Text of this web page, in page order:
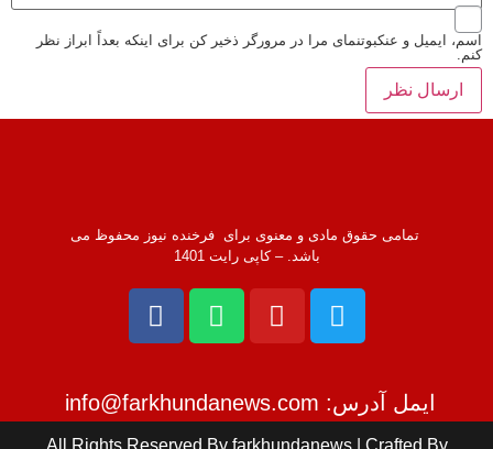
اسم، ایمیل و عنکبوتنمای مرا در مرورگر ذخیر کن برای اینکه بعداً ابراز نظر
کنم.
تمامی حقوق مادی و معنوی برای فرخنده نیوز محفوظ می
باشد. – کاپی رایت 1401
ایمل آدرس: info@farkhundanews.com